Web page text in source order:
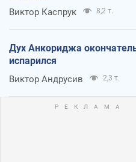
Виктор Каспрук 8,2 т.
Дух Анкориджа
испарился
Виктор Андрусив 2,3 т.